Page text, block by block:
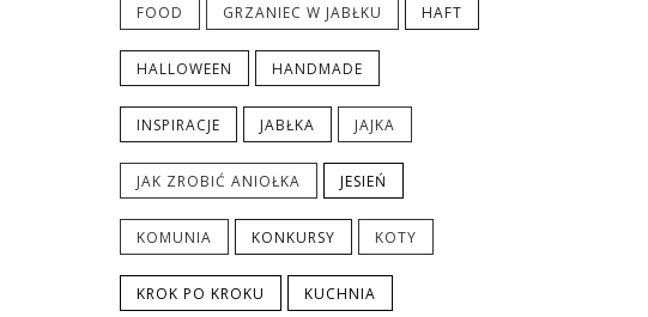
FOOD GRZANIEC W JABŁKU HAFT
HALLOWEEN HANDMADE
INSPIRACJE JABŁKA JAJKA
JAK ZROBIĆ ANIOŁKA JESIEŃ
KOMUNIA KONKURSY KOTY
KROK PO KROKU KUCHNIA